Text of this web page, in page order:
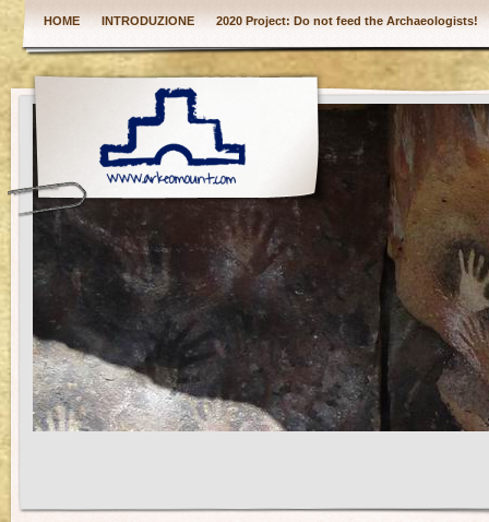
HOME INTRODUZIONE 2020 Project: Do not feed the Archaeologists!